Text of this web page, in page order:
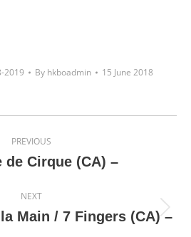
2019 By hkboadmin 15 June 2018
PREVIOUS
Previous
de Cirque (CA) –
NEXT
Next
Main / 7 Fingers (CA) –